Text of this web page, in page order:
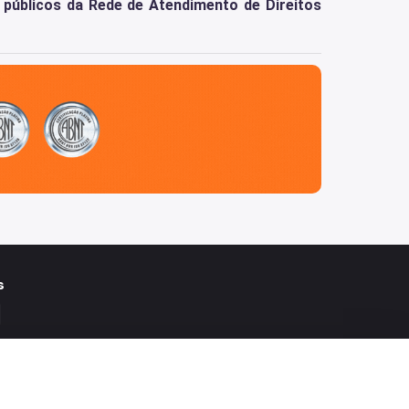
da Rede de Atendimento de Direitos
Instagram
do Facebook